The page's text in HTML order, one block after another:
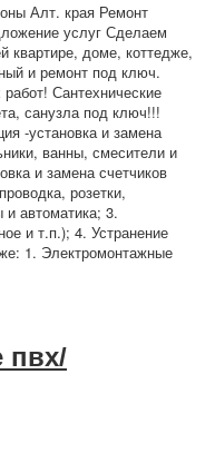
Алт. края Ремонт
услуг Сделаем
квартире, доме, коттедже,
и ремонт под ключ.
Сантехнические
санузла под ключ!!!
-установка и замена
ванны, смесители и
и замена счетчиков
розетки,
автоматика; 3.
и т.п.); 4. Устранение
1. Электромонтажные
пвх/